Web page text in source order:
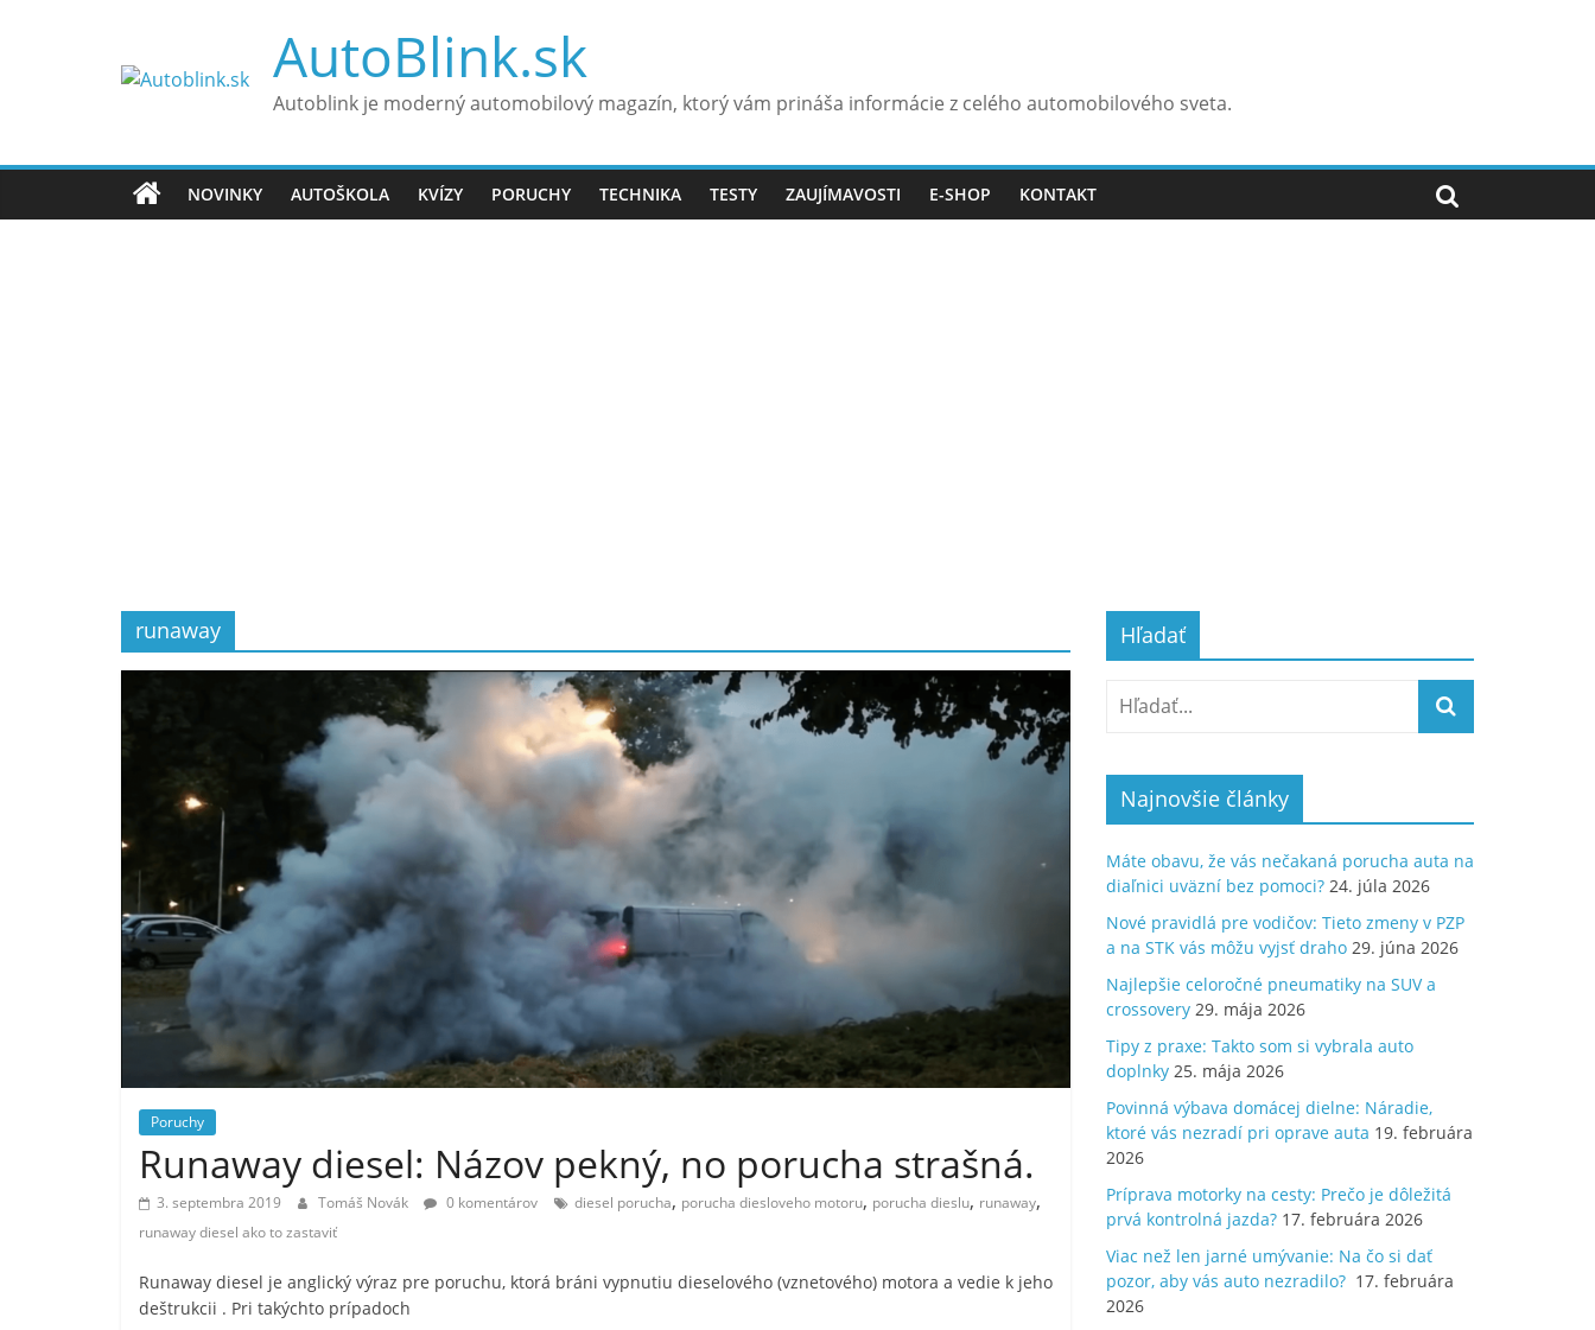
AutoBlink.sk
Autoblink je moderný automobilový magazín, ktorý vám prináša informácie z celého automobilového sveta.
NOVINKY AUTOŠKOLA KVÍZY PORUCHY TECHNIKA TESTY ZAUJÍMAVOSTI E-SHOP KONTAKT
runaway
Poruchy
Runaway diesel: Názov pekný, no porucha strašná.
3. septembra 2019 Tomáš Novák 0 komentárov diesel porucha, porucha diesloveho motoru, porucha dieslu, runaway,
runaway diesel ako to zastaviť
Runaway diesel je anglický výraz pre poruchu, ktorá bráni vypnutiu dieselového (vznetového) motora a vedie k jeho
deštrukcii . Pri takýchto prípadoch
Hľadať
Najnovšie články
Máte obavu, že vás nečakaná porucha auta na
diaľnici uväzní bez pomoci? 24. júla 2026
Nové pravidlá pre vodičov: Tieto zmeny v PZP
a na STK vás môžu vyjsť draho 29. júna 2026
Najlepšie celoročné pneumatiky na SUV a
crossovery 29. mája 2026
Tipy z praxe: Takto som si vybrala auto
doplnky 25. mája 2026
Povinná výbava domácej dielne: Náradie,
ktoré vás nezradí pri oprave auta 19. februára
2026
Príprava motorky na cesty: Prečo je dôležitá
prvá kontrolná jazda? 17. februára 2026
Viac než len jarné umývanie: Na čo si dať
pozor, aby vás auto nezradilo? 17. februára
2026